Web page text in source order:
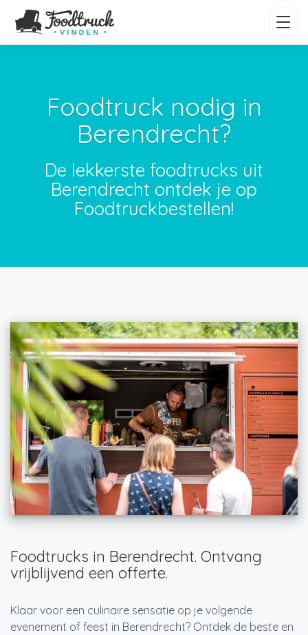
Foodtruck nodig in
Berendrecht?
De lekkerste foodtrucks uit
Berendrecht ontdek je op
Foodtruckbestellen!
Foodtrucks in Berendrecht. Ontvang
vrijblijvend een offerte.
Klaar voor een culinaire sensatie op je volgende
evenement of feest in Berendrecht? Ontdek de beste en